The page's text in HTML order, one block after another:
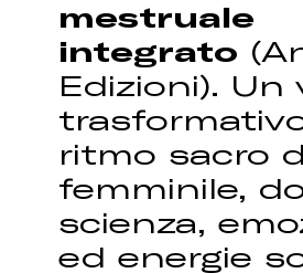
mestruale
integrato
Edizioni). Un
ritmo sacro
femminile,
scienza,
ed energie